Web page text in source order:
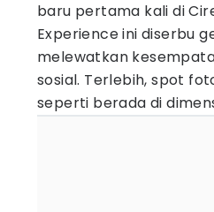
baru pertama kali di
Experience ini diserbu
melewatkan
sosial. Terlebih, spot
seperti berada di